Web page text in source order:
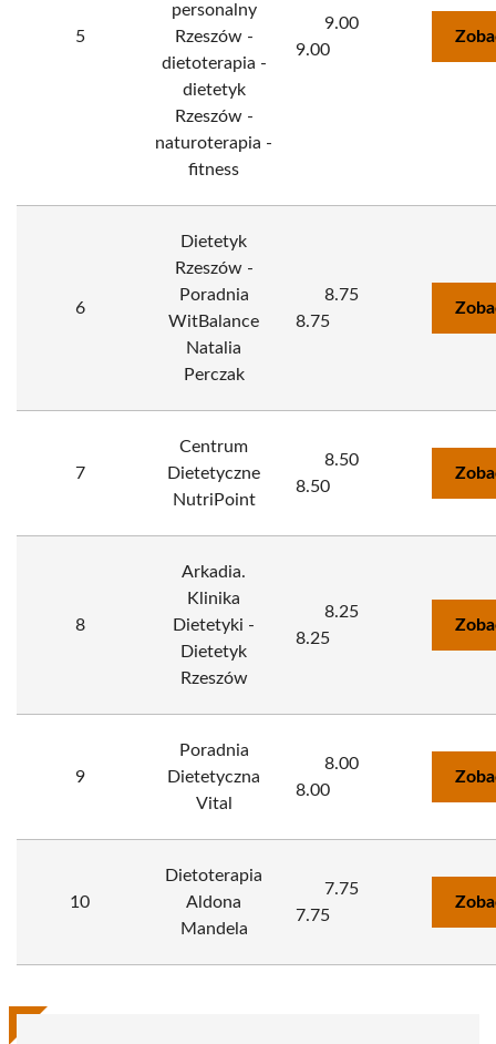
5
personalny
Rzeszów -
dietoterapia -
dietetyk
Rzeszów -
naturoterapia -
fitness
9.00
9.00
6
Dietetyk
Rzeszów -
Poradnia
WitBalance
Natalia
Perczak
8.75
8.75
7
Centrum
Dietetyczne
NutriPoint
8.50
8.50
8
Arkadia.
Klinika
Dietetyki -
Dietetyk
Rzeszów
8.25
8.25
9
Poradnia
Dietetyczna
Vital
8.00
8.00
10
Dietoterapia
Aldona
Mandela
7.75
7.75